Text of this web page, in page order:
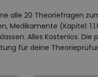
alle 20 Theoriefragen
Medikamente (Kapitel:
Alles Kostenlos. Die
für deine